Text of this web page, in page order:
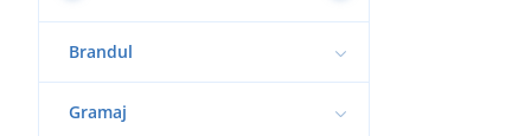
Brandul
Gramaj